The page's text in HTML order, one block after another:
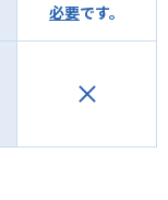
必要です。